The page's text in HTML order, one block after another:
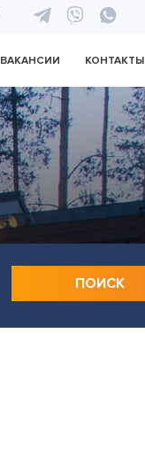
ВАКАНСИИ КОНТАКТЫ
ПОИСК